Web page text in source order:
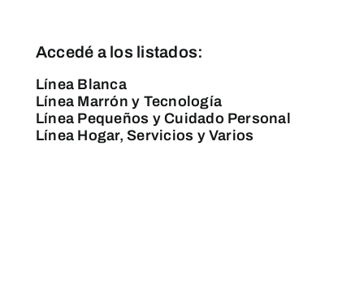
Accedé a los listados:
Línea Blanca
Línea Marrón y Tecnología
Línea Pequeños y Cuidado Personal
Línea Hogar, Servicios y Varios